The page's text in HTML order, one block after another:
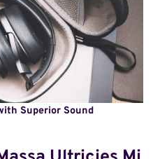
Superior Sound